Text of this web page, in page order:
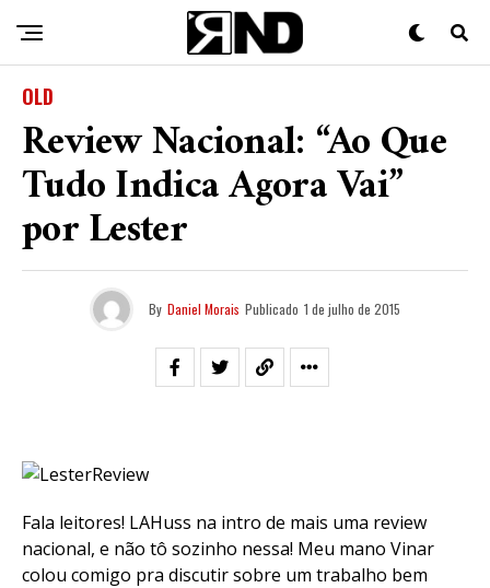
OLD
Review Nacional: “Ao Que
Tudo Indica Agora Vai”
por Lester
By Daniel Morais Publicado 1 de julho de 2015
Fala leitores! LAHuss na intro de mais uma review
nacional, e não tô sozinho nessa! Meu mano Vinar
colou comigo pra discutir sobre um trabalho bem